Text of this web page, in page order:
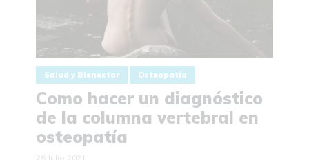
Salud y Bienestar Osteopatía
Como hacer un diagnóstico
de la columna vertebral en
osteopatía
26 Julio 2021